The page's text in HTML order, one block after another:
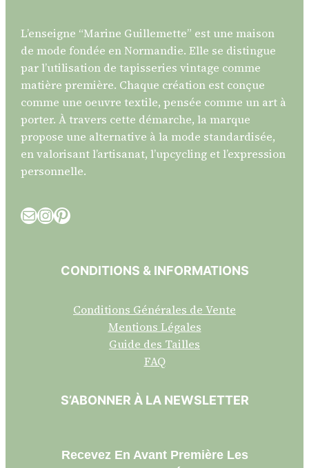
L’enseigne “Marine Guillemette” est une maison
de mode fondée en Normandie. Elle se distingue
par l’utilisation de tapisseries vintage comme
matière première. Chaque création est conçue
comme une oeuvre textile, pensée comme un art à
porter. À travers cette démarche, la marque
propose une alternative à la mode standardisée,
en valorisant l’artisanat, l’upcycling et l’expression
personnelle.
E-mail InstagramPinterest
CONDITIONS & INFORMATIONS
Conditions Générales de Vente
Mentions Légales
Guide des Tailles
FAQ
S’ABONNER À LA NEWSLETTER
Recevez En Avant Première Les